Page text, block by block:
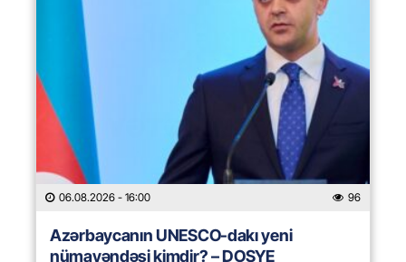
06.08.2026 - 16:00 96
Azərbaycanın UNESCO-dakı yeni
nümayəndəsi kimdir? – DOSYE